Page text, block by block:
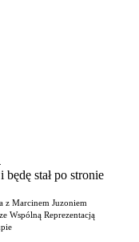
będę stał po stronie
z Marcinem Juzoniem
Wspólną Reprezentacją